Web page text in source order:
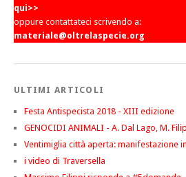
qui>>
oppure contattateci scrivendo a:
materiale@oltrelaspecie.org
ULTIMI ARTICOLI
Festa Antispecista 2018 - XIII edizione
GENOCIDI ANIMALI - A. Dal Lago, M.
Ventimiglia città aperta: manifestazione
i video di Traversella